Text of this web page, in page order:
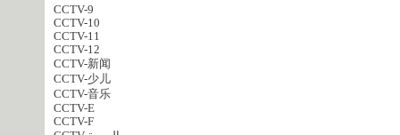
CCTV-9
CCTV-10
CCTV-11
CCTV-12
CCTV-新闻
CCTV-少儿
CCTV-音乐
CCTV-E
CCTV-F